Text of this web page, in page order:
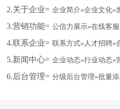
2.关于企业= 企业简介»企业文化»
3.营销功能= 公信力展示»在线客
4.联系企业= 联系方式»人才招聘»
5.新闻中心= 企业动态»行业动态»
6.后台管理= 分级后台管理»批量